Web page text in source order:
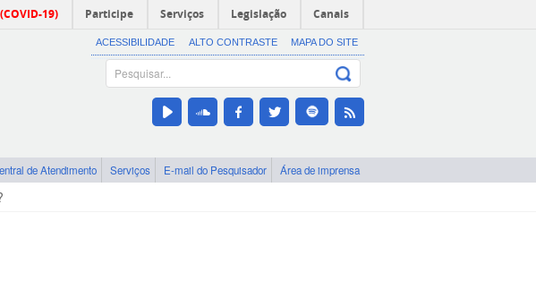
19) Participe Serviços Legislação Canais
ACESSIBILIDADE ALTO CONTRASTE MAPA DO SITE
de Atendimento Serviços E-mail do Pesquisador Área de imprensa